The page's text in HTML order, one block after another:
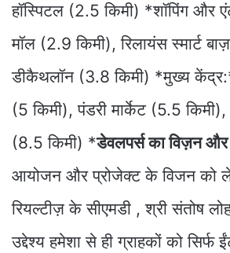
हॉस्पिटल (2.5 किमी) *शॉपिंग और
मॉल (2.9 किमी), रिलायंस स्मार्ट
डीकैथलॉन (3.8 किमी) *मुख्य
(5 किमी), पंडरी मार्केट (5.5
(8.5 किमी) *डेवलपर्स का विज़न
आयोजन और प्रोजेक्ट के विजन को
रियल्टीज़ के सीएमडी , श्री संतोष
उद्देश्य हमेशा से ही ग्राहकों को